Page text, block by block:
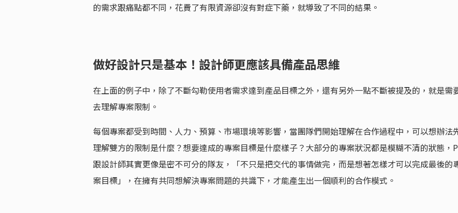
的需求跟痛點都不同，花費了有限資源卻沒有對症下藥，就導致了不同的結果。
做好設計只是基本！設計師更應該具備產品思維
在上面的例子中，除了不斷勾勒使用者需求達到產品目標之外，還有另外一點不斷被提及的，就是需
去理解專案限制。
每個專案都受到時間、人力、預算、市場環境等影響，當團隊們開始理解在合作過程中，可以想辦法
理解雙方的限制是什麼？想要達成的專案目標是什麼樣子？大部分的專案狀況都是模糊不清的狀態，
跟設計師其實更像是密不可分的隊友，「不只是把交代的事情做完，而是想著怎樣才可以完成最後的
案目標」，在擁有共同想解決專案問題的共識下，才能產生出一個順利的合作模式。